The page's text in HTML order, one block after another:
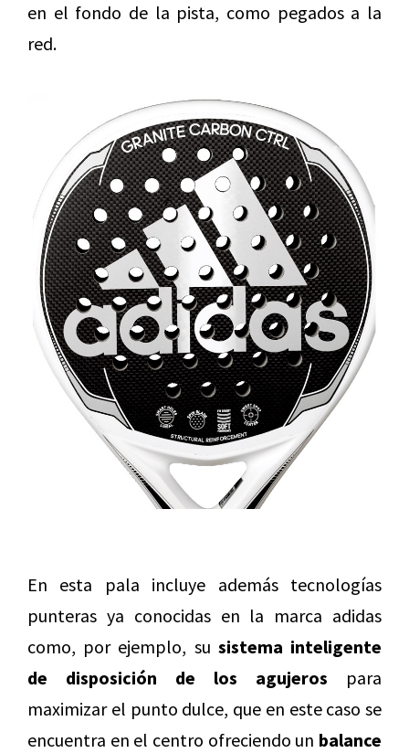
en el fondo de la pista, como pegados a la
red.
En esta pala incluye además tecnologías
punteras ya conocidas en la marca adidas
como, por ejemplo, su sistema inteligente
de disposición de los agujeros para
maximizar el punto dulce, que en este caso se
encuentra en el centro ofreciendo un balance